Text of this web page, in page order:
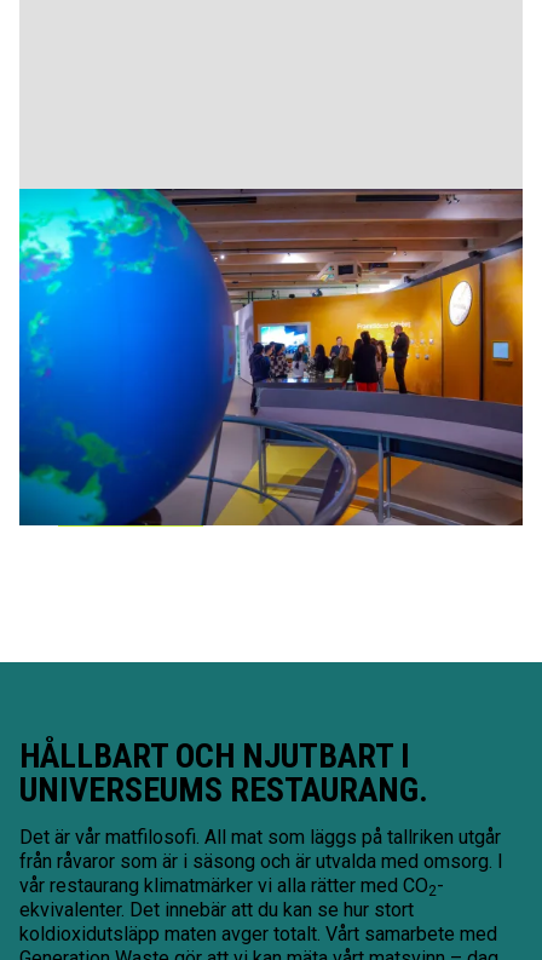
UPPLEVELSEBASERAT LÄRANDE.
Genom upplevelser i Universeums lärmiljöer och
program skapar vi en grundad förståelse för
utmaningarna världen står inför. En lärdom i Vislab
kan tydliggöras med ett konkret exempel i
Regnskogen. Med den typen av
upplevelsebaserat lärande stärker vi färdigheter
som kritiskt tänkande och problemlösning.
LÄS MER
HÅLLBART OCH NJUTBART I
UNIVERSEUMS RESTAURANG.
Det är vår matfilosofi. All mat som läggs på tallriken utgår
från råvaror som är i säsong och är utvalda med omsorg. I
vår restaurang klimatmärker vi alla rätter med CO2-
ekvivalenter. Det innebär att du kan se hur stort
koldioxidutsläpp maten avger totalt. Vårt samarbete med